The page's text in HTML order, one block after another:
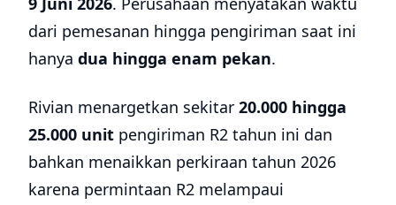
dari pemesanan hingga pengiriman saat ini
hanya dua hingga enam pekan.
Rivian menargetkan sekitar 20.000 hingga
25.000 unit pengiriman R2 tahun ini dan
bahkan menaikkan perkiraan tahun 2026
karena permintaan R2 melampaui